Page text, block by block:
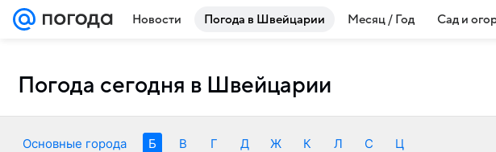
Новости Погода в Швейцарии Месяц / Год Сад и
Погода сегодня в Швейцарии
Основные города Б В Г Д Ж К Л С Ц